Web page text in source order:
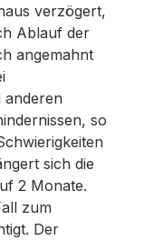
verzögert,
Ablauf der
angemahnt
anderen
so
sich die
2 Monate.
zum
Der